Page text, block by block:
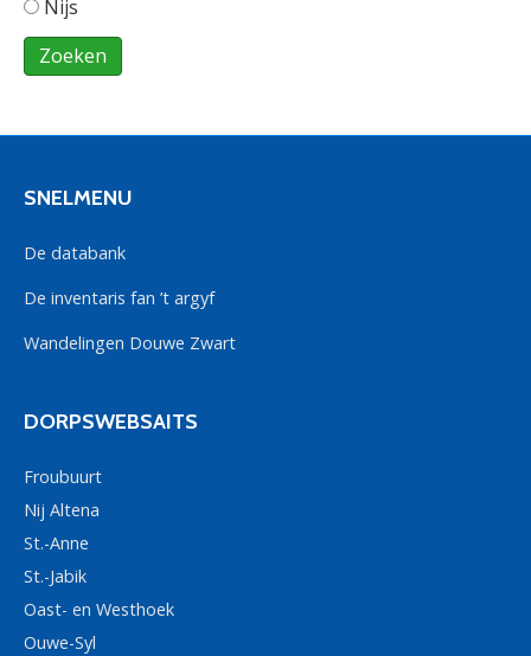
Nijs
SNELMENU
De databank
De inventaris fan ’t argyf
Wandelingen Douwe Zwart
DORPSWEBSAITS
Froubuurt
Nij Altena
St.-Anne
St.-Jabik
Oast- en Westhoek
Ouwe-Syl